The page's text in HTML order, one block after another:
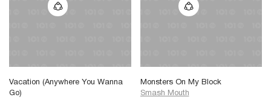
Vacation (Anywhere You Wanna
Go)
Monsters On My Block
Smash Mouth